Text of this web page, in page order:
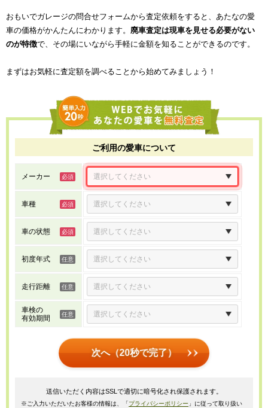
おもいでガレージの問合せフォームから査定依頼をすると、あたなの愛
車の価格がかんたんにわかります。 廃車査定は現車を見せる必要がない
のが特徴で、その場にいながら手軽に金額を知ることができるのです。
まずはお気軽に査定額を調べることから始めてみましょう！
ご利用の愛車について
メーカー
車種
車の状態
初度年式
走行距離
車検の
有効期間
次へ（20秒で完了）
送信いただく内容はSSLで適切に暗号化され保護されます。
※ご入力いただいたお客様の情報は、「プライバシーポリシー 」に従って取り扱い